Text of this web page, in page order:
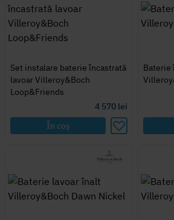
Set instalare baterie încastrată
lavoar Villeroy&Boch
Loop&Friends
4 570 lei
În coș
Baterie